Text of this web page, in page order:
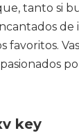
tanto si
key